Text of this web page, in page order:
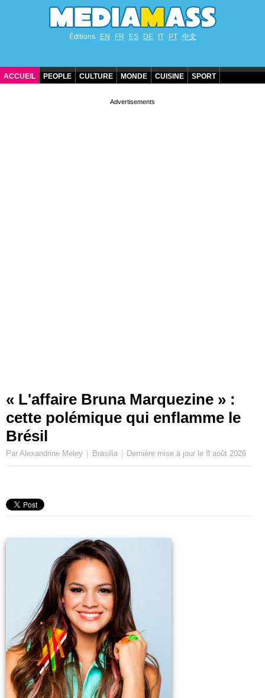
Éditions EN FR ES DE IT PT 中文
ACCUEIL PEOPLE CULTURE MONDE CUISINE SPORT
« L'affaire Bruna Marquezine » :
cette polémique qui enflamme le
Brésil
Par Alexandrine Meley Brasilia Dernière mise à jour le8 août 2026